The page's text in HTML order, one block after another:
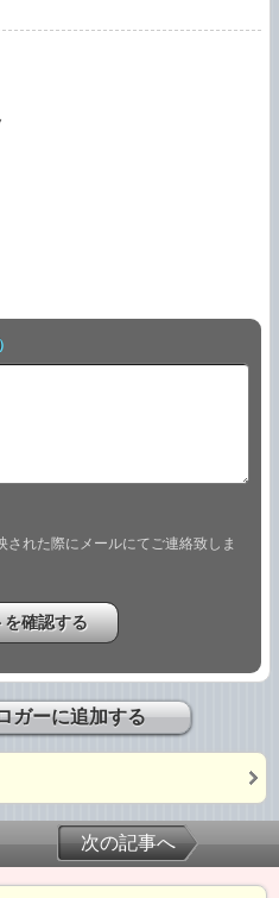
れた際にメールにてご連絡致しま
ガーに追加する
次の記事へ